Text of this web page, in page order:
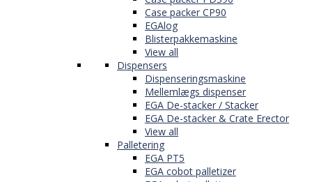
Case packer CP90
EGAlog
Blisterpakkemaskine
View all
Dispensers
Dispenseringsmaskine
Mellemlægs dispenser
EGA De-stacker / Stacker
EGA De-stacker & Crate Erector
View all
Palletering
EGA PT5
EGA cobot palletizer